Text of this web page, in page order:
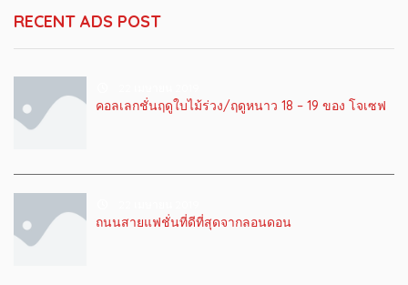
RECENT ADS POST
คอลเลกชั่นฤดูใบไม้ร่วง/ฤดูหนาว 18 – 19 ของ โจเซฟ
ถนนสายแฟชั่นที่ดีที่สุดจากลอนดอน